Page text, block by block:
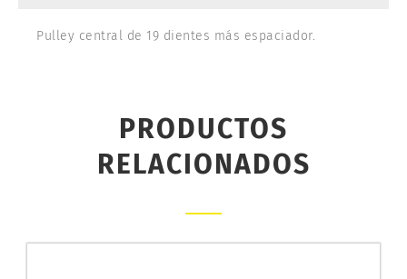
Pulley central de 19 dientes más espaciador.
PRODUCTOS
RELACIONADOS